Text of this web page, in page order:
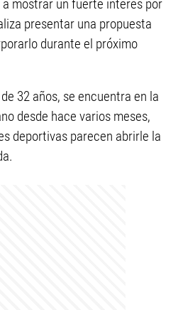
a mostrar un fuerte interés por
presentar una propuesta
durante el próximo
32 años, se encuentra en la
desde hace varios meses,
deportivas parecen abrirle la